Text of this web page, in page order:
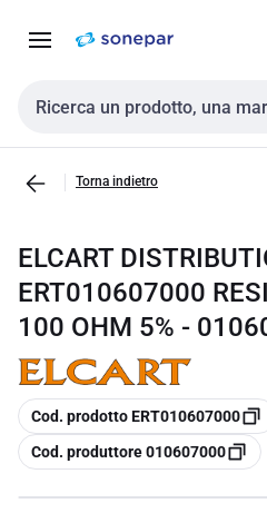
navigazione alla
Cerca input
Torna indietro
ELCART
ERT010607000
100 OHM 5% -
copia
Cod. prodotto ERT010607000
copia
Cod. produttore 010607000